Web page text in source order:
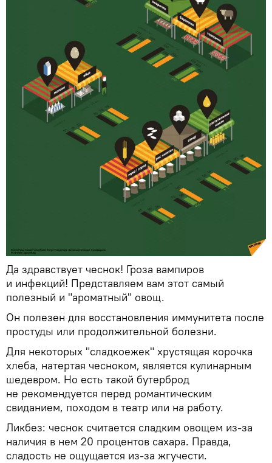
Да здравствует чеснок! Гроза вампиров
и инфекций! Представляем вам этот самый
полезный и "ароматный" овощ.
Он полезен для восстановления иммунитета после
простуды или продолжительной болезни.
Для некоторых "сладкоежек" хрустящая корочка
хлеба, натертая чесноком, является кулинарным
шедевром. Но есть такой бутерброд
не рекомендуется перед романтическим
свиданием, походом в театр или на работу.
Ликбез: чеснок считается сладким овощем из-за
наличия в нем 20 процентов сахара. Правда,
сладость не ощущается из-за жгучести.